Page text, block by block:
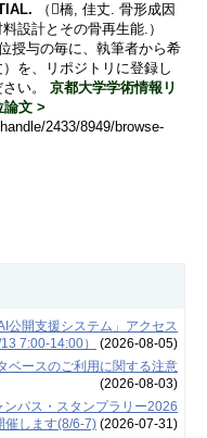
（橋, 佳丈. 骨形成因
設計とその骨再生能.）
授与の毎に、執筆者から希
を、リポジトリに登録し
い。 京都大学学術情報リ
文 >
2433/8949/browse-
公開支援システム」アクセス
7:00-14:00）
(2026-08-05)
ベースのご利用に関する注意
(2026-08-03)
ンパス・スタンプラリー2026
催します(8/6-7)(2026-07-31)